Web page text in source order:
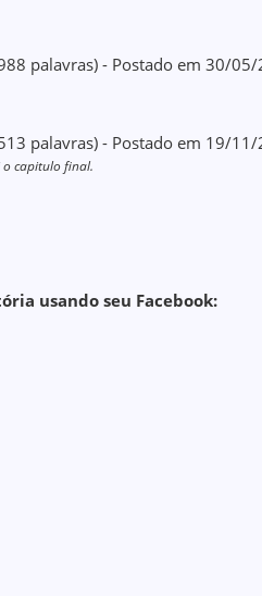
palavras) - Postado em 30/
palavras) - Postado em 19/
o capitulo final.
usando seu Facebook: